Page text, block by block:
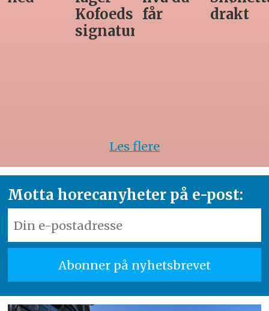
Kofoeds
signaturrett
får
drakt
Les flere
Motta horecanyheter på e-post: